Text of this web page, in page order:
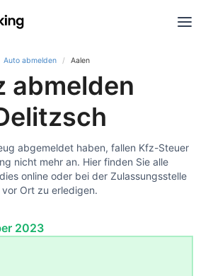
Auto abmelden Aalen
abmelden
abgemeldet haben, fallen Kfz-Steuer
nicht mehr an. Hier finden Sie alle
online oder bei der Zulassungsstelle
vor Ort zu erledigen.
2023